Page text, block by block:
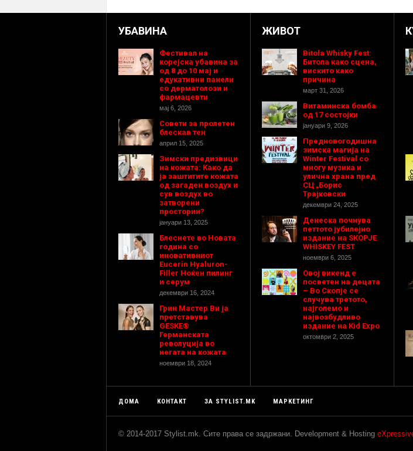
УБАВИНА
Фестивал на
корејска убавина за
од 8 до 10 мај и
едукативни панели
со дерматолози и
фармацевти
мај 6, 2026
Совети за пролетен
блескав тен
април 15, 2025
Зимски предизвици
на кожата: Како да
ја заштитите кожата
од загаден воздух и
сув воздух во
затворени
простории?
јануари 13, 2025
Блеснете во Новата
година со
иновативниот
Eucerin Hyaluron-
Filler Ноќен пилинг
и серум
декември 16, 2024
Грин Мастер Ви ја
претставува
GESKE®
Германската
револуција во
негата на кожата
ноември 18, 2024
ЖИВОТ
Bitola Whisky Fest:
Битола како сцена,
вискито како
причина
март 31, 2026
Витаминска бомба
од 17 состојки
јануари 9, 2026
Предновогодишнa
зимска магија на
Winter Festival со
многу музика и
улична храна пред
СЦ „Борис
Трајковски
декември 24, 2025
Денеска почнува
петтото јубилејно
издание на SKOPJE
WHISKEY FEST
ноември 6, 2025
Овој викенд е
посветен на децата
– Во Скопје се
случува третото,
најголемо и
највозбудливо
издание на Kid Expo
октомври 2, 2025
ДОМА КОНТАКТ ЗА STYLIST.MK МАРКЕТИНГ
© 2014-2017 Stylist.mk. Сите права се задржани. Development & Hosting